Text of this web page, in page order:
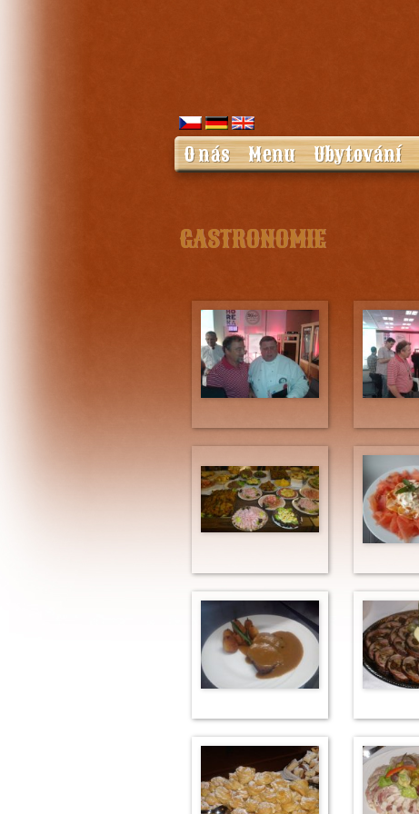
O nás Menu Ubytování
GASTRONOMIE